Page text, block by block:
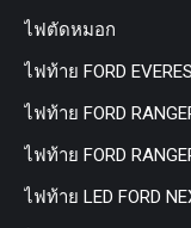
ไฟตัดหมอก
ไฟท้าย FORD
ไฟท้าย FORD
ไฟท้าย FORD
ไฟท้าย LED FORD